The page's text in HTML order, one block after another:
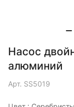
Насос
алюминий
Арт. SS5019